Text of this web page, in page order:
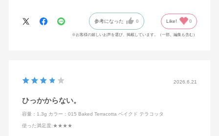
参考になった 0 Like! 0
※お客様の嬉しいお声を選び、掲載しています。（一部、編集も含む）
2026.6.21
ひっかからない。
容量：1.3g カラー：015 Baked Terracotta ベイクド テラコッタ
使った満足度:★★★★